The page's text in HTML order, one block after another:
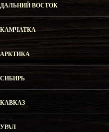
ДАЛЬНИЙ ВОСТОК
КАМЧАТКА
АРКТИКА
СИБИРЬ
КАВКАЗ
УРАЛ